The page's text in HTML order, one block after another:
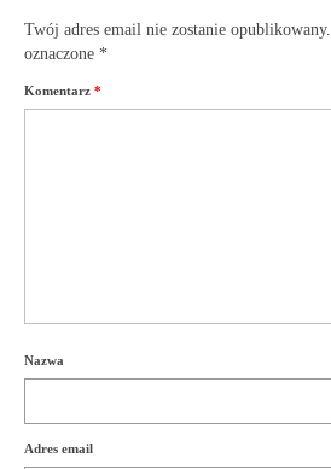
Twój adres email nie zostanie opublikowany.
oznaczone *
Komentarz *
Nazwa
Adres email